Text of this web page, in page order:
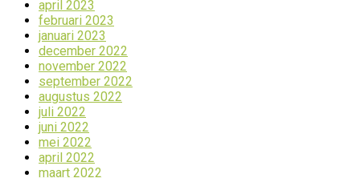
april 2023
februari 2023
januari 2023
december 2022
november 2022
september 2022
augustus 2022
juli 2022
juni 2022
mei 2022
april 2022
maart 2022